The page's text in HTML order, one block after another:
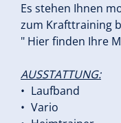
Es stehen Ihnen
zum Krafttraining
" Hier finden Ihre
AUSSTATTUNG:
Laufband
Vario